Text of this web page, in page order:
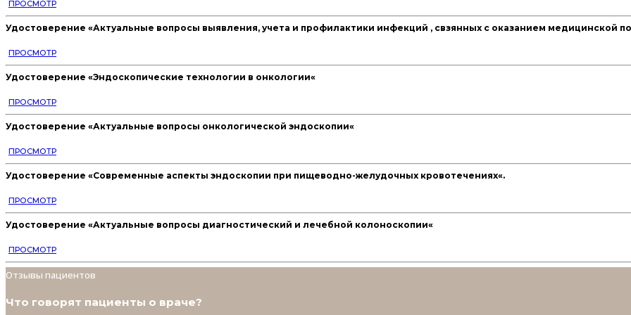
ПРОСМОТР
Удостоверение «Актуальные вопросы выявления, учета и профилактики инфекций , свзянных с оказанием медицинской
ПРОСМОТР
Удостоверение «Эндоскопические технологии в онкологии«
ПРОСМОТР
Удостоверение «Актуальные вопросы онкологической эндоскопии«
ПРОСМОТР
Удостоверение «Современные аспекты эндоскопии при пищеводно-желудочных кровотечениях«.
ПРОСМОТР
Удостоверение «Актуальные вопросы диагностический и лечебной колоноскопии«
ПРОСМОТР
Отзывы пациентов
Что говорят пациенты о враче?